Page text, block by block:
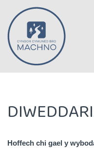
Mynd
i'r
cynnwys
Hoffech chi gael y